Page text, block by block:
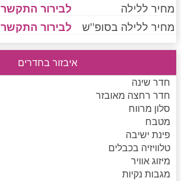
חדרים לפי שעה בחיפה קריות
חדרים לפי שעה בכנרת גליל תחתון עמקים
חדרים לפי שעה ברמת הגולן
חדרים לפי שעה בהערבה
מחיר ללילה
לבירור התקשר
מחיר ללילה בסופ''ש
לבירור התקשר
איבזור בחדרים
חדר שינה
חדר רחצה מאובזר
סלון מרווח
מטבח
פינת ישיבה
טלוויזיה בכבלים
מיזוג אוויר
מגבות נקיות